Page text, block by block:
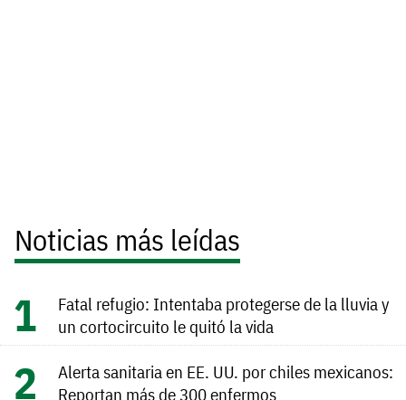
Noticias más leídas
Fatal refugio: Intentaba protegerse de la lluvia y
un cortocircuito le quitó la vida
Alerta sanitaria en EE. UU. por chiles mexicanos:
Reportan más de 300 enfermos